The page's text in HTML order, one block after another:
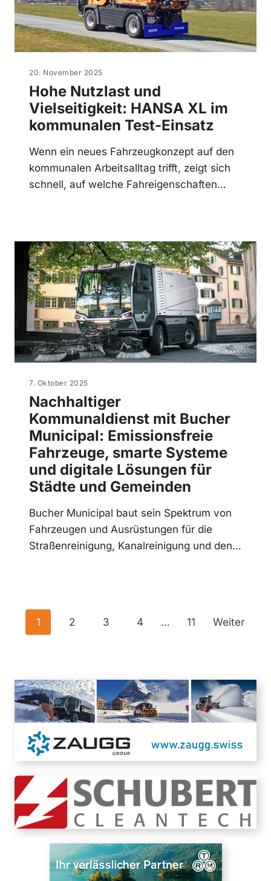
20. November 2025
Hohe Nutzlast und
Vielseitigkeit: HANSA XL im
kommunalen Test-Einsatz
Wenn ein neues Fahrzeugkonzept auf den
kommunalen Arbeitsalltag trifft, zeigt sich
schnell, auf welche Fahreigenschaften…
7. Oktober 2025
Nachhaltiger
Kommunaldienst mit Bucher
Municipal: Emissionsfreie
Fahrzeuge, smarte Systeme
und digitale Lösungen für
Städte und Gemeinden
Bucher Municipal baut sein Spektrum von
Fahrzeugen und Ausrüstungen für die
Straßenreinigung, Kanalreinigung und den…
Posts
1 2 3 4 … 11 Weiter